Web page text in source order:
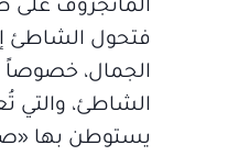
المانجروف
فتحول الشاطئ
الجمال، خصوصاً
الشاطئ، والتي
يستوطن بها